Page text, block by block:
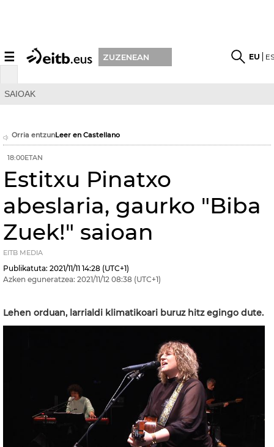
☰ ZUZENEAN EU
SAIOAK
Orria entzunLeer en Castellano
18:00ETAN
Estitxu Pinatxo
abeslaria, gaurko "Biba
Zuek!" saioan
EITB MEDIA
Publikatuta: 2021/11/11 14:28 (UTC+1)
Azken eguneratzea: 2021/11/12 08:38 (UTC+1)
Lehen orduan, larrialdi klimatikoari buruz hitz egingo dute.